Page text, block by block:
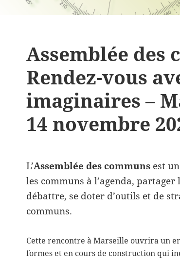
Assemblée des
Rendez-vous
imaginaires –
14 novembre
L’Assemblée des communs est
les communs à l’agenda,
débattre, se doter d’outils et de
communs.
Cette rencontre à Marseille ouvrira un
formes et en cours de construction qui